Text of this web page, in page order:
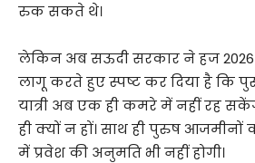
रुक सकते थे।
लेकिन अब सऊदी सरकार ने हज
लागू करते हुए स्पष्ट कर दिया है कि
यात्री अब एक ही कमरे में नहीं रह
ही क्यों न हों। साथ ही पुरुष
में प्रवेश की अनुमति भी नहीं होगी।